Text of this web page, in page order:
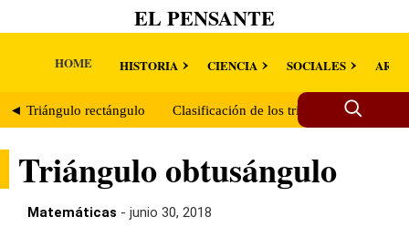
EL PENSANTE
HOME HISTORIA CIENCIA SOCIALES
◄ Triángulo rectángulo Clasificación de los triángulos según
Triángulo obtusángulo
Matemáticas - junio 30, 2018